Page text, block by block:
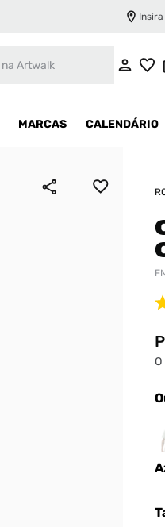
MARCAS CALENDÁRIO